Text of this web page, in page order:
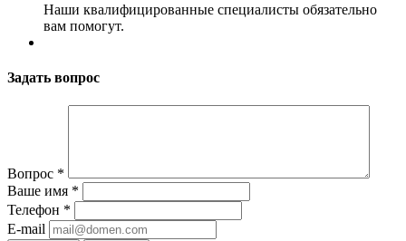
Наши квалифицированные специалисты обязательно
вам помогут.
Задать вопрос
Вопрос *
Ваше имя *
Телефон *
E-mail